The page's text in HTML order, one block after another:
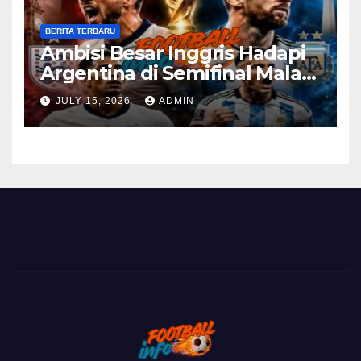
BERITA TERBARU
Ambisi Besar Inggris Hadapi
Argentina di Semifinal Malam
IniJULY 15, 2026 ADMIN